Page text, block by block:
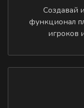
Создавай
функционал
игроков